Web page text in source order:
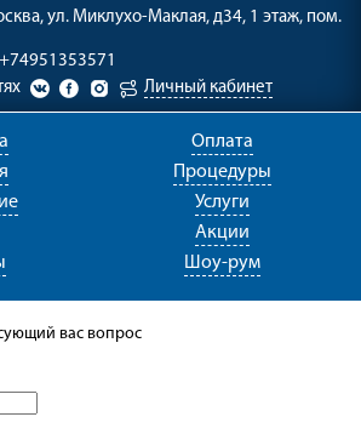
ул. Миклухо-Маклая, д34, 1 этаж, пом.
+74951353571
Личный кабинет
Оплата
Процедуры
Услуги
Акции
Шоу-рум
вас вопрос